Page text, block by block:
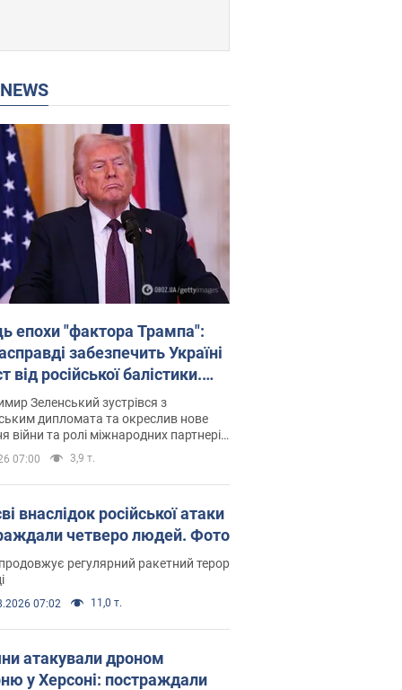
NEWS
епохи "фактора Трампа":
забезпечить Україні
від російської балістики.
з Безсмертним
Зеленський зустрівся з
дипломата та окреслив нове
війни та ролі міжнародних партнерів
з Росією
07:00 3,9 т.
внаслідок російської атаки
четверо людей. Фото
регулярний ракетний терор
07:02 11,0 т.
атакували дроном
у Херсоні: постраждали